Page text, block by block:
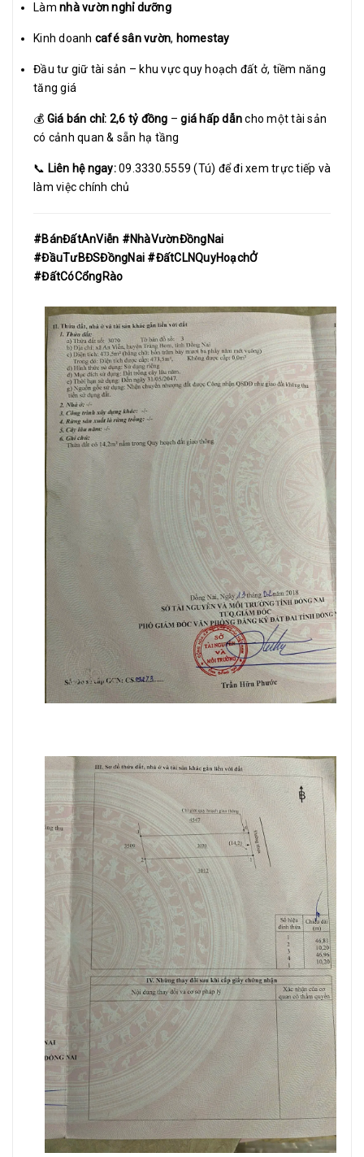
Làm nhà vườn nghỉ dưỡng
Kinh doanh café sân vườn, homestay
Đầu tư giữ tài sản – khu vực quy hoạch đất ở, tiềm năng
tăng giá
💰 Giá bán chỉ: 2,6 tỷ đồng –giá hấp dẫncho một tài sản
có cảnh quan & sẵn hạ tầng
📞 Liên hệ ngay:09.3330.5559 (Tú) để đi xem trực tiếp và
làm việc chính chủ
#BánĐấtAnViễn #NhàVườnĐồngNai
#ĐầuTưBĐSĐồngNai #ĐấtCLNQuyHoạchỞ
#ĐấtCóCổngRào